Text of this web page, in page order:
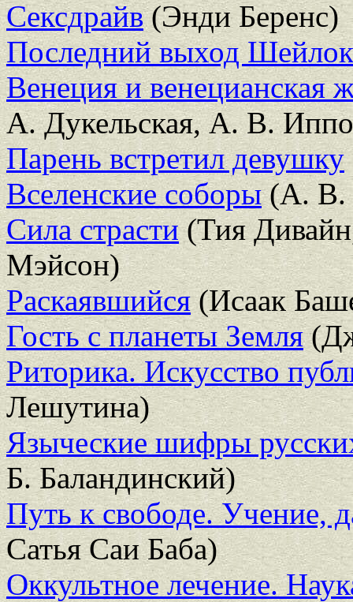
Сексдрайв(Энди Беренс)
Последний выход
Венеция и венецианская
А. Дукельская, А. В.
Парень встретил девушку
Вселенские соборы(А. В.
Сила страсти(Тия
Мэйсон)
Раскаявшийся(Исаак
Гость с планеты Земля
Риторика. Искусство
Лешутина)
Языческие шифры
Б. Баландинский)
Путь к свободе. Учение,
Сатья Саи Баба)
Оккультное лечение.